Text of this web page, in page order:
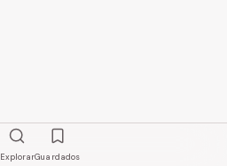
ExplorarGuardados